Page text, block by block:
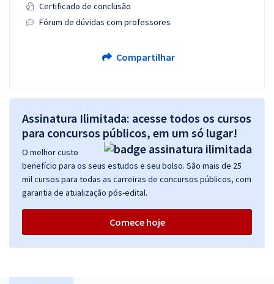
Certificado de conclusão
Fórum de dúvidas com professores
Compartilhar
Assinatura Ilimitada: acesse todos os cursos
para concursos públicos, em um só lugar!
O melhor custo
benefício para os seus estudos e seu bolso. São mais de 25
mil cursos para todas as carreiras de concursos públicos, com
garantia de atualização pós-edital.
Comece hoje